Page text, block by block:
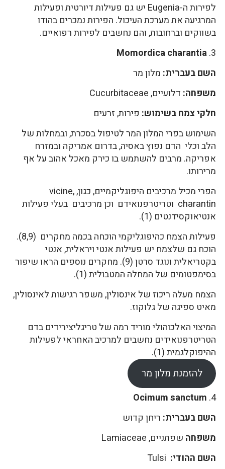
לפירות ה-Eugenia יש גם פעילות דיורטית ופעילות
המרגיעה את מערכת העיכול. הפירות נמכרים בהודו
בשווקים וברחובות, והם נחשבים לפירות רפואיים.
3.
Momordica charantia
השם בעברית: מלון מר
משפחה: דלועיים, Cucurbitaceae
חלקי צמח בשימוש: פירות, זרעים
השימוש בפרי המלון המר לטיפול בסכרת, ובמחלות של
הלב וכלי הדם נפוץ באסיה, בדרום אמריקה ובמזרח
אפריקה. מרבים להשתמש בו כירק מאכל אהוב על אף
מרירותו.
הפרי מכיל מרכיבים היפוגליקמיים, כגון, vicine,
charantin וטריטרפנואידם וכן מרכיבים בעלי פעילות
אנטיאוקסידנטים (1).
פעילות הצמח כהיפוגליקמי הוכחה בכמה מחקרים (8,9).
הוכח גם שלצמח יש פעילות אנטי ויראלית, אנטי
בקטריאלית ונוגד סרטן (9). מחקרים נוספים הראו שיפור
בסימפטומים של המחלה המטבולית (1).
הצמח מעלה ריכוז של אינסולין, משפר רגישות לאינסולין,
מאיט ספיגה של גלוקוז.
המיצוי האלכוהולי מוריד רמה של טריגליצירידים בדם
הטריטרפנואידים נחשבים למרכיב האחראי לפעילות
ההיפוקלגמית (1).
להזמנת מלון מר
4.
Ocimum sanctum
השם בעברית: ריחן קדוש
משפחה שפתניים, Lamiaceae
השם ההודי: